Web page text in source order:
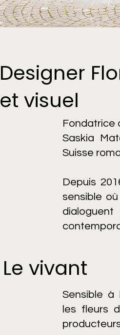
Designer
et visuel
Fondatrice
Saskia
Suisse
Depuis
sensible
Le vivant
Sensible à
les fleurs